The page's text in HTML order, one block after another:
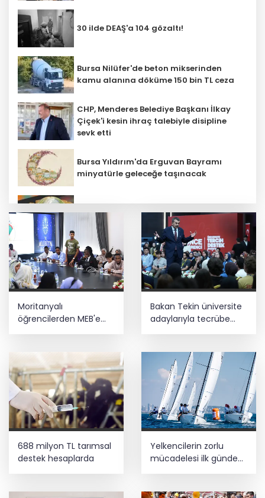
30 ilde DEAŞ'a 104 gözaltı!
Bursa Nilüfer'de beton mikserinden
kamu alanına döküme 150 bin TL ceza
CHP, Menderes Belediye Başkanı İlkay
Çiçek'i kesin ihraç talebiyle disipline
sevk etti
Bursa Yıldırım'da Erguvan Bayramı
minyatürle geleceğe taşınacak
Ödülü... Kamu kategorisinde zirvede
Özel öğrenci yurtlarına ilişkin
yönetmelik değişikliği... Geçiş süresi
uzatıldı
Ankara'da uyuşturucu ve fuhuş 8
gözaltı
Arkeoloji Müzesi yenilendi
Moritanyalı
öğrencilerden MEB'e
ziyaret
Bakan Tekin üniversite
adaylarıyla tecrübe
paylaştı
688 milyon TL tarımsal
destek hesaplarda
Yelkencilerin zorlu
mücadelesi ilk günde
nefes kesti